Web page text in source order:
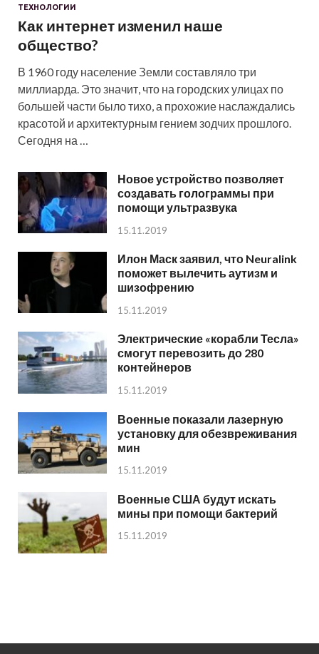
ТЕХНОЛОГИИ
Как интернет изменил наше
общество?
В 1960 году население Земли составляло три
миллиарда. Это значит, что на городских улицах по
большей части было тихо, а прохожие наслаждались
красотой и архитектурным гением зодчих прошлого.
Сегодня на …
Новое устройство позволяет
создавать голограммы при
помощи ультразвука
15.11.2019
Илон Маск заявил, что Neuralink
поможет вылечить аутизм и
шизофрению
15.11.2019
Электрические «корабли Тесла»
смогут перевозить до 280
контейнеров
15.11.2019
Военные показали лазерную
установку для обезвреживания
мин
15.11.2019
Военные США будут искать
мины при помощи бактерий
15.11.2019